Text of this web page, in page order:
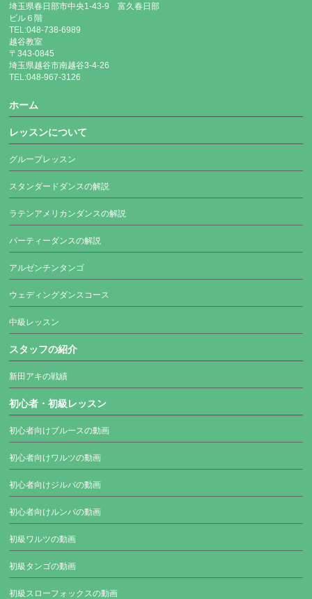
埼玉県春日部市中央1-43-9 富久春日部
ビル６階
TEL:048-738-6989
越谷教室
〒343-0845
埼玉県越谷市南越谷3-4-26
TEL:048-967-3126
ホーム
レッスンについて
グループレッスン
スタンダードダンスの解説
ラテンアメリカンダンスの解説
パーティーダンスの解説
アルゼンチンタンゴ
ウェディングダンスコース
中級レッスン
スタッフの紹介
新田アキの戦績
初心者・初級レッスン
初心者向けブルースの動画
初心者向けワルツの動画
初心者向けジルバの動画
初心者向けルンバの動画
初級ワルツの動画
初級タンゴの動画
初級スローフォックスの動画